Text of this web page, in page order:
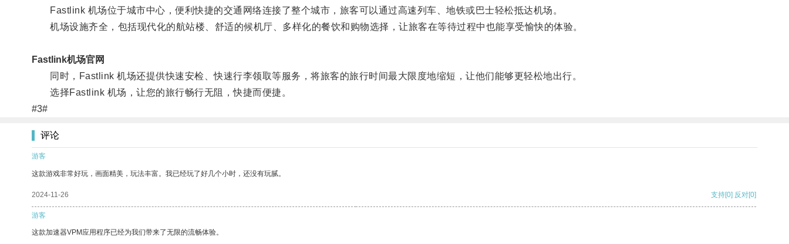
Fastlink 机场位于城市中心，便利快捷的交通网络连接了整个城市，旅客可以通过高速列车、地铁或巴士轻松抵达机场。
机场设施齐全，包括现代化的航站楼、舒适的候机厅、多样化的餐饮和购物选择，让旅客在等待过程中也能享受愉快的体验。
Fastlink机场官网
同时，Fastlink 机场还提供快速安检、快速行李领取等服务，将旅客的旅行时间最大限度地缩短，让他们能够更轻松地出行。
选择Fastlink 机场，让您的旅行畅行无阻，快捷而便捷。
#3#
评论
游客
这款游戏非常好玩，画面精美，玩法丰富。我已经玩了好几个小时，还没有玩腻。
2024-11-26 支持[0] 反对[0]
游客
这款加速器VPM应用程序已经为我们带来了无限的流畅体验。